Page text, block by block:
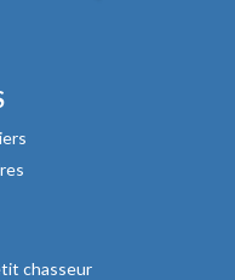
chasseur